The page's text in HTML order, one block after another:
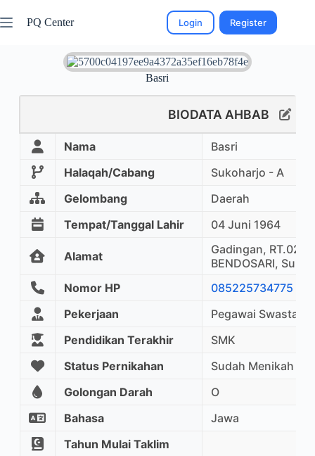
PQ Center Login Register
Basri
BIODATA AHBAB
Nama
Basri
Halaqah/Cabang
Sukoharjo - A
Gelombang
Daerah
Tempat/Tanggal Lahir
04 Juni 1964
Alamat
Gadingan, RT.02/
BENDOSARI,
Nomor HP
085225734775
Pekerjaan
Pegawai Swasta
Pendidikan Terakhir
SMK
Status Pernikahan
Sudah Menikah
Golongan Darah
O
Bahasa
Jawa
Tahun Mulai Taklim